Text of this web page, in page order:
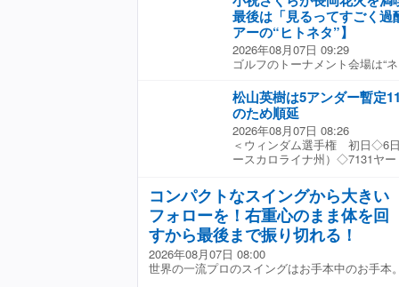
いが変わります。ぜひ試して
プレーするコツを試してみま
おにし・しょうた）/1992年6
校ゴルフ部出身。2015年より
チを務め、24年からは安田祐
る。16年にはキャディを務め
会員の資格を取得した。ゴル
情熱を燃やしている。プロゴ
YouTube『大西翔太GOLF TV
てきれいに飛ばす！！ 飛距離
西翔太プロデュースの練習器
ム）」シリーズ（朝日ゴルフ
販売中）。豊富な知識を生か
など活躍の場を広げている。
刺しドリル” アッパー軌道で
【大西翔太のHOTSHOT】 木戸
練習 ヘッドの入りが良くなり
「距離感を育めます」【大西
練習で使うスティックはなん
が美しい女子プロ」神10
アサスが採用され、極上の乗
かかっているかわからないほ
リアの質感などは当時として
め、世界の高級車づくりを変
【トヨタ クラウン ?1987年?
ン。とくに1980年代は一気に
ディカラーはスーパーホワイ
は、あの有名なキャッチコピ
られたモデルである。 サルー
プは人気で、8代目ではさらに
設定された。当然大ヒットで
ワイドボディに対抗すべく、
たシーマ。まさに高級車合戦
ク ?1988年?】クラウンの弟分
ンとともにマークもバブルを
弟分的な位置づけではあった
のではなく、独自路線を貫く
と。毎週試合に勝つことを目
続けて自分のベストを尽くし
日目に向けて気持ちを引き締
ままと仮定して、勝てばラン
み。一発逆転なるか、注目だ
トランキング 若きスター候補
プレーオフ争い、当落線上の
界ランキング 松山英樹が結婚
せない哲学
ってます」と前向きな気持ち
海道meijiカップ」の開幕を目
目、あと何試合出れるのかな
見たファンからは「500試合お
で可愛くカッコよくてプレー
若さ!! すごいです」「メモリ
指せ1000試合」など、たくさ
た。 金田久美子が連続5バーデ
ないの」と尋ねるも、何も無
マグロとタイの刺身で食べる
が新人セミナーで習った“恥を
編】 韓国女子ツアーは美人だ
を終えた山下美夢有が帰国 き
で「バースデーディナー？」
よ！」小祝さくらが大量のお
プレーに進出。その1回戦が行
間22分の中断をはさみ、3マッ
た。 【写真】全英制覇の桑木
ンダーでストロークプレー首
桐蔭高3年）はそのまま首位タ
ークプレー8位通過の廣吉優梨
チプレー1回戦を突破。同31位
大1年）は惜しくも1回戦で敗
終えて1ダウンとして、現地時
会4日目の金曜日はマッチプレ
戦が午前に行われ、午後に3回
ーで上位64人を決定。その後
準決勝までが18ホール、決勝
杏奈 プロフィール＆戦績 廣
績 渋野日向子からは「ご飯を
女子アマ制覇・馬場咲希って
（笑）」馬場咲希の素顔が見
問一答】 石川遼も馬場咲希を
最後は「見るってすごく過
アーの“ヒトネタ”】
2026年08月07日 09:29
ゴルフのトーナメント会場は“
コースを歩くなか“見た”、“聞
気になった1つのテーマ、すな
回は国内女子ツアー「北海道
る、札幌国際カントリークラ
ら。 【写真】浴衣姿で花火大
◇オープンウィークを挟み、ツ
花火大会」に足を運び、束の
新垣比菜、吉本ひかると妹の
った。音頭を取ったのは小祝
が）出てきて、すごく綺麗だ
ープンウィークだったので、
と、抽選に申し込んで見事に
で行くことも、以前から計画
松山英樹は5アンダー暫定
のため順延
2026年08月07日 08:26
＜ウィンダム選手権 初日◇6
ースカロライナ州）◇7131ヤ
天候のため、12人のプレーが
【写真】キレイに伸びている
ごすぎる 日本勢は松山英樹、
の4人が出場。松山は1イーグ
「65」で回り、5アンダー・暫
田は17番を終えて2アンダー・
ダー・暫定73位タイ。久常は3
コンパクトなスイングから大きい
フォローを！右重心のまま体を回
すから最後まで振り切れる！
2026年08月07日 08:00
世界の一流プロのスイングはお手本中のお手本